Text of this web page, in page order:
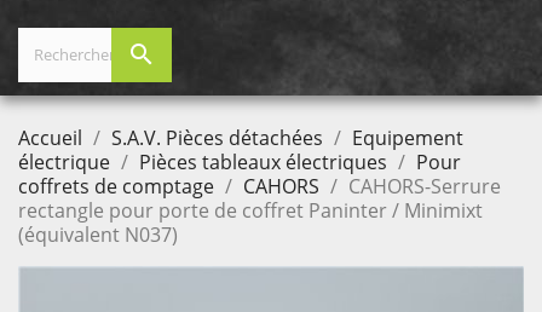
search
Accueil S.A.V. Pièces détachées
Equipement
électrique
Pièces tableaux électriques
Pour
coffrets de comptage
CAHORS
CAHORS-Serrure
rectangle pour porte de coffret Paninter / Minimixt
(équivalent N037)